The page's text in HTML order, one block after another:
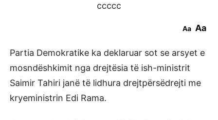
ccccc
Aa Aa
Partia Demokratike ka deklaruar sot se arsyet e
mosndëshkimit nga drejtësia të ish-ministrit
Saimir Tahiri janë të lidhura drejtpërsëdrejti me
kryeministrin Edi Rama.